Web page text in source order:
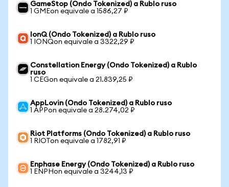
GameStop (Ondo Tokenized) a Rublo ruso
1 GMEon equivale a 1586,27 ₽
IonQ (Ondo Tokenized) a Rublo ruso
1 IONQon equivale a 3322,29 ₽
Constellation Energy (Ondo Tokenized) a Rublo
ruso
1 CEGon equivale a 21.839,25 ₽
AppLovin (Ondo Tokenized) a Rublo ruso
1 APPon equivale a 28.274,02 ₽
Riot Platforms (Ondo Tokenized) a Rublo ruso
1 RIOTon equivale a 1782,91 ₽
Enphase Energy (Ondo Tokenized) a Rublo ruso
1 ENPHon equivale a 3244,13 ₽